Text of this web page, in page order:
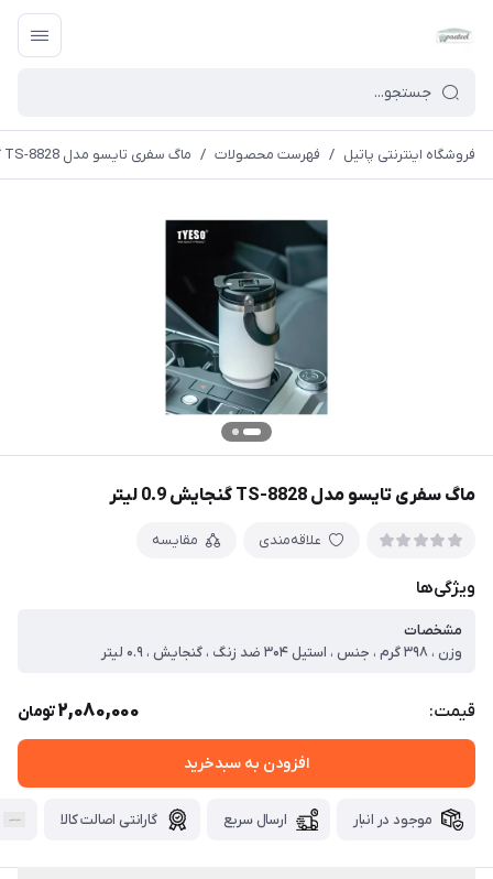
فروشگاه اینترنتی پاتیل / فهرست محصولات / ماگ سفری تایسو مدل TS-8828 گنجایش 0.9 لیتر
ماگ سفری تایسو مدل TS-8828 گنجایش 0.9 لیتر
علاقه‌مندی مقایسه
ویژگی‌ها
مشخصات
وزن ، ۳۹۸ گرم ، جنس ، استیل ۳۰۴ ضد زنگ ، گنجایش ، ۰.۹ لیتر
قیمت: 2,080,000تومان
افزودن به سبدخرید
موجود در انبار ارسال سریع گارانتی اصالت کالا